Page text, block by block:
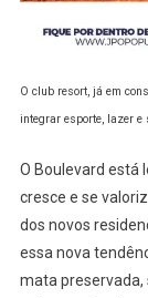
O club resort, já em
integrar esporte, lazer
O Boulevard está
cresce e se
dos novos
essa nova
mata preservada,